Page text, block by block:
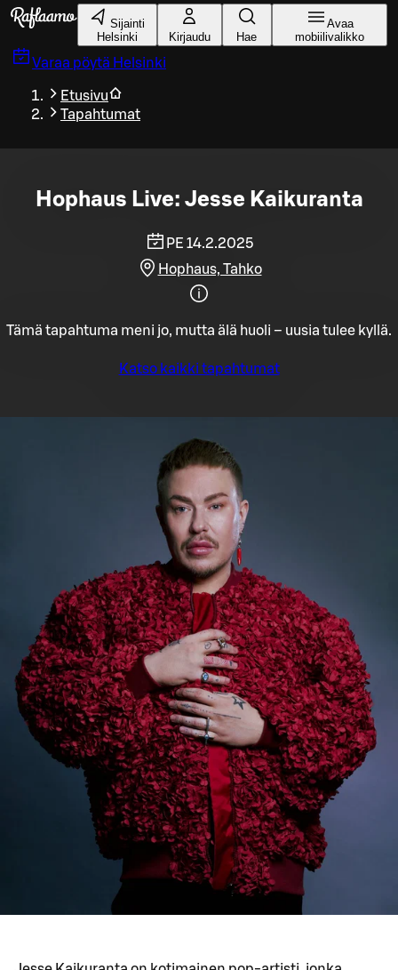
Siirry pääsisältöön
Sijainti
Helsinki
Kirjaudu Hae
Avaa
mobiilivalikko
Varaa pöytä Helsinki
Etusivu
Tapahtumat
Hophaus Live: Jesse Kaikuranta
PE 14.2.2025
Hophaus, Tahko
Tämä tapahtuma meni jo, mutta älä huoli – uusia tulee kyllä.
Katso kaikki tapahtumat